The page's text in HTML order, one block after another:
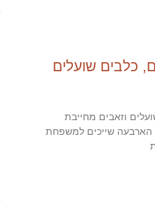
כלבים שועלים
וזאבים מחייבת
הארבעה שייכים למשפחת